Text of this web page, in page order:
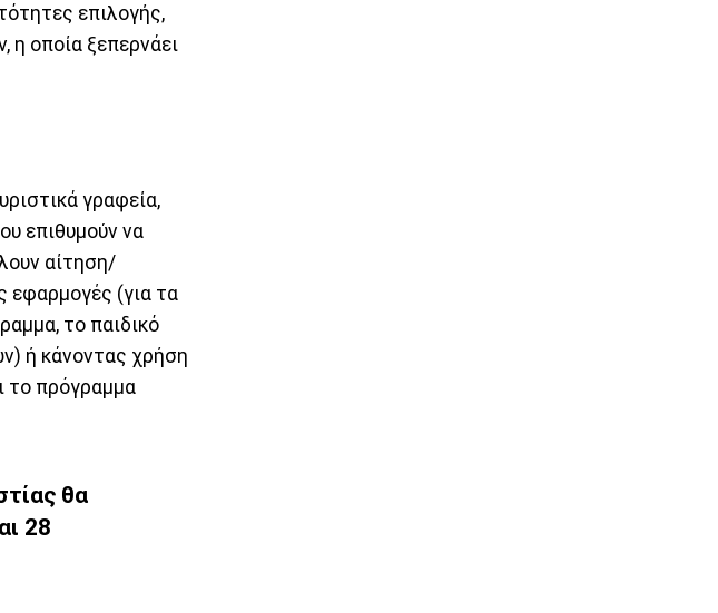
επιλογής,
η οποία ξεπερνάει
γραφεία,
επιθυμούν να
αίτηση/
εφαρμογές (για τα
το παιδικό
ή κάνοντας χρήση
το πρόγραμμα
θα
28